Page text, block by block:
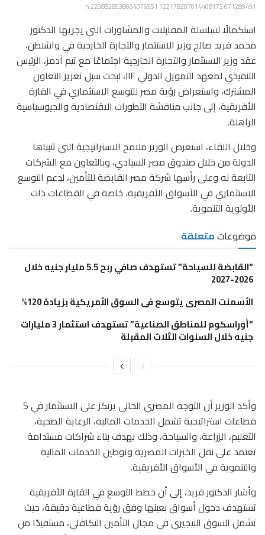
671289491 122178207014408172 2208828538664076551 n
استكمالًا لسلسلة المقابلات والمشاورات التي يجريها الدكتور
محمد فريد صالح وزير الاستثمار والتجارة الخارجية في واشنطن،
عقد وزير الاستثمار والتجارة الخارجية اجتماعًا مع تيم آدمز، الرئيس
التنفيذي لمعهد التمويل الدولي IIF، لبحث سبل تعزيز التعاون
المشترك، واستعراض رؤية مصر للتوسع الاستثماري في القارة
الأفريقية، إلى جانب مناقشة التطورات الاقتصادية والجيوسياسية
الراهنة.
وخلال اللقاء، استعرض الوزير ملامح الاستراتيجية التي تتبناها
الدولة من خلال صندوق مصر السيادي، وبالتعاون مع الشركات
التابعة له وعلى رأسها شركة مصر القابضة للتأمين، لدعم التوسع
الاستثماري في الأسواق الأفريقية، خاصة في القطاعات ذات
الأولوية التنموية.
موضوعاتمتعلقة
“القابضة للسياحة” تستهدف صافي ربح 5.5 مليار جنيه خلال
2026-2027
الأسمنت المصرى يتوسع فى السوق الأمريكية بزيادة 120%
“أوراسكوم للمناطق الصناعية” تستهدف استثمار 3 مليارات
جنيه خلال السنوات الثلاث المقبلة
وأكد الوزير أن التوجه المصري الحالي يرتكز على الاستثمار في 5
قطاعات استراتيجية تشمل الخدمات المالية، الرعاية الصحية،
التعليم، الزراعة، والسياحة، وذلك بهدف بناء شراكات مستدامة
تعتمد على نقل الخبرات المصرية وتوطين الخدمات المالية
والتنموية في الأسواق الأفريقية.
وأشار الدكتور فريد، إلى أن خطط التوسع في القارة الأفريقية
تستهدف دخول أسواق بعينها وفق رؤية قطاعية دقيقة، حيث
تشمل السوق النيجيري في مجال التأمين التكافلي، مستفيدًا من